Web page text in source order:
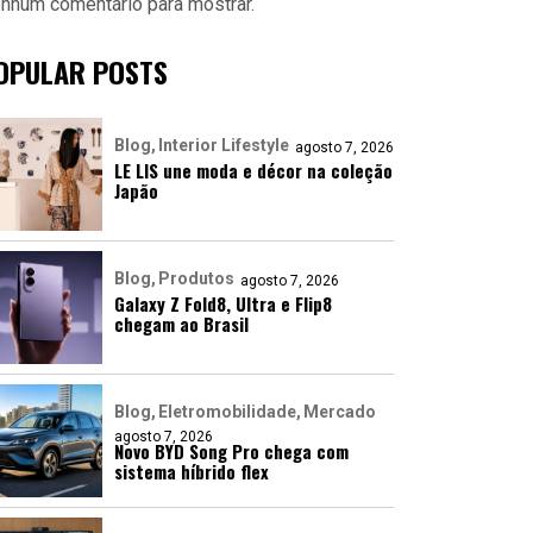
comentário para mostrar.
POSTS
Blog Interior Lifestyle agosto 7, 2026
LE LIS une moda e décor na coleção
Japão
Blog Produtos agosto 7, 2026
Galaxy Z Fold8, Ultra e Flip8
chegam ao Brasil
Blog Eletromobilidade Mercado
agosto 7, 2026
Novo BYD Song Pro chega com
sistema híbrido flex